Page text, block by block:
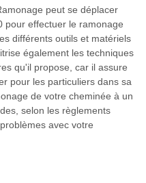
peut se déplacer
pour effectuer le ramonage
différents outils et matériels
également les techniques
qu'il propose, car il assure
pour les particuliers dans sa
de votre cheminée à un
selon les règlements
avec votre